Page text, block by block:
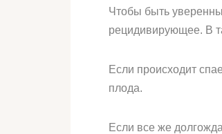
Чтобы быть
рецидивирующее. В
Если происходит
плода.
Если все же